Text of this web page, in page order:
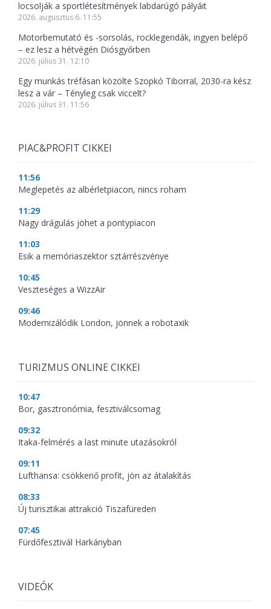
locsolják a sportlétesítmények labdarúgó pályáit
2026. augusztus 6. 11:55
Motorbemutató és -sorsolás, rocklegendák, ingyen belépő
– ez lesz a hétvégén Diósgyőrben
2026. július 31. 12:10
Egy munkás tréfásan közölte Szopkó Tiborral, 2030-ra kész
lesz a vár – Tényleg csak viccelt?
2026. július 31. 11:56
PIAC&PROFIT CIKKEI
11:56
Meglepetés az albérletpiacon, nincs roham
11:29
Nagy drágulás jöhet a pontypiacon
11:03
Esik a memóriaszektor sztárrészvénye
10:45
Veszteséges a WizzAir
09:46
Modernizálódik London, jönnek a robotaxik
TURIZMUS ONLINE CIKKEI
10:47
Bor, gasztronómia, fesztiválcsomag
09:32
Itaka-felmérés a last minute utazásokról
09:11
Lufthansa: csökkenő profit, jön az átalakítás
08:33
Új turisztikai attrakció Tiszafüreden
07:45
Fürdőfesztivál Harkányban
VIDEÓK